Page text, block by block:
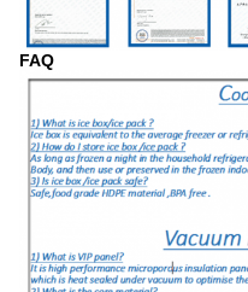
FAQ